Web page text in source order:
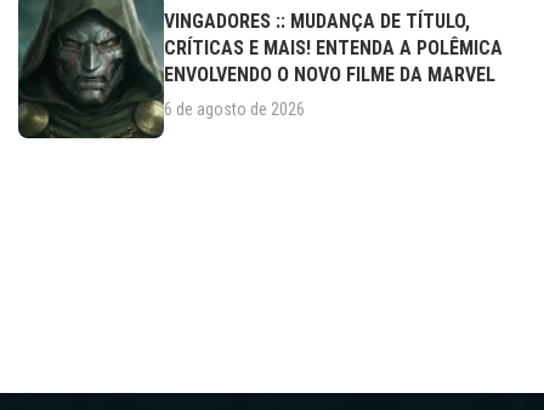
VINGADORES :: MUDANÇA DE TÍTULO,
CRÍTICAS E MAIS! ENTENDA A POLÊMICA
ENVOLVENDO O NOVO FILME DA MARVEL
6 de agosto de 2026